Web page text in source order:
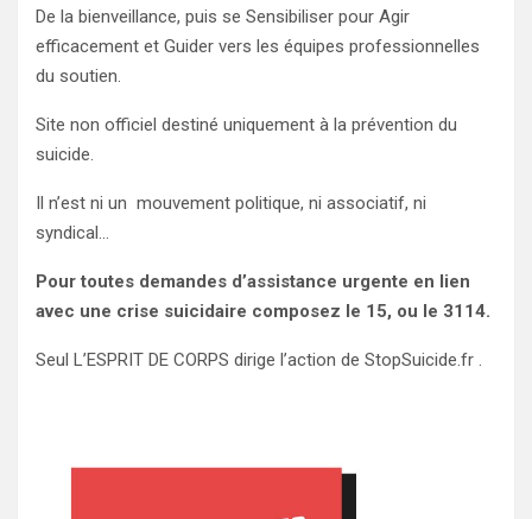
De la bienveillance, puis se Sensibiliser pour Agir
efficacement et Guider vers les équipes professionnelles
du soutien.
Site non officiel destiné uniquement à la prévention du
suicide.
Il n’est ni un mouvement politique, ni associatif, ni
syndical…
Pour toutes demandes d’assistance urgente en lien
avec une crise suicidaire composez le 15, ou le 3114.
Seul L’ESPRIT DE CORPS dirige l’action de StopSuicide.fr .